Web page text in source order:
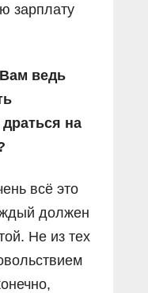
зарплату
ведь
на
всё это
должен
Не из тех